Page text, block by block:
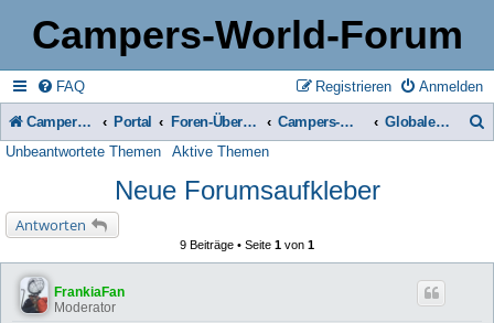
Campers-World-Forum
FAQ Anmelden
Registrieren
Campers-World-Forum Portal Foren-Übersicht Campers-World-Forum Intern Globale Bekanntmachungen
Unbeantwortete Themen Aktive Themen
Neue Forumsaufkleber
Antworten
9 Beiträge • Seite 1 von 1
FrankiaFan
Moderator